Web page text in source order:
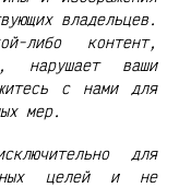
владельцев.
либо контент,
нарушает ваши
с нами для
мер.
для
целей и не